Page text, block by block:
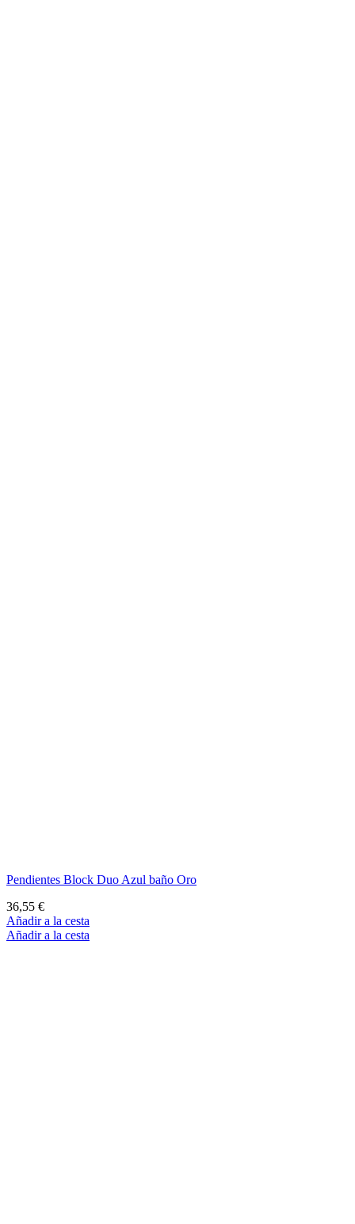
Pendientes Block Duo Azul baño Oro
36,55 €
Añadir a la cesta
Añadir a la cesta